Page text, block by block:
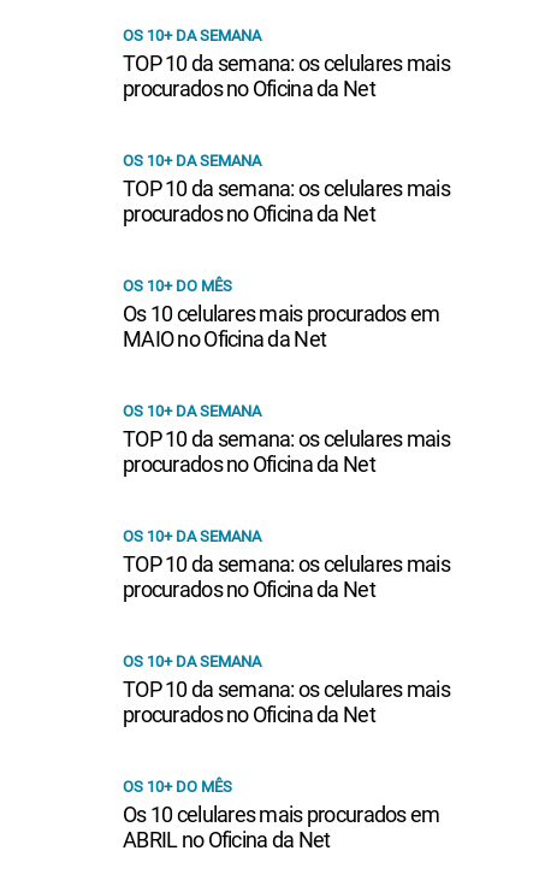
OS 10+ DA SEMANA
TOP 10 da semana: os celulares mais
procurados no Oficina da Net
OS 10+ DA SEMANA
TOP 10 da semana: os celulares mais
procurados no Oficina da Net
OS 10+ DO MÊS
Os 10 celulares mais procurados em
MAIO no Oficina da Net
OS 10+ DA SEMANA
TOP 10 da semana: os celulares mais
procurados no Oficina da Net
OS 10+ DA SEMANA
TOP 10 da semana: os celulares mais
procurados no Oficina da Net
OS 10+ DA SEMANA
TOP 10 da semana: os celulares mais
procurados no Oficina da Net
OS 10+ DO MÊS
Os 10 celulares mais procurados em
ABRIL no Oficina da Net